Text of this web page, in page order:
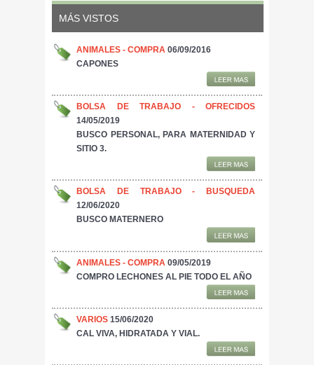
MÁS VISTOS
ANIMALES - COMPRA 06/09/2016
CAPONES
BOLSA DE TRABAJO - OFRECIDOS
14/05/2019
BUSCO PERSONAL, PARA MATERNIDAD Y
SITIO 3.
BOLSA DE TRABAJO - BUSQUEDA
12/06/2020
BUSCO MATERNERO
ANIMALES - COMPRA 09/05/2019
COMPRO LECHONES AL PIE TODO EL AÑO
VARIOS 15/06/2020
CAL VIVA, HIDRATADA Y VIAL.